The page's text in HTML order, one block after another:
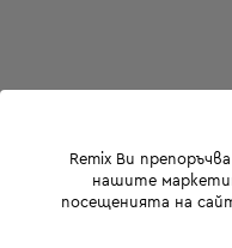
Remix Ви
нашите
посещенията на